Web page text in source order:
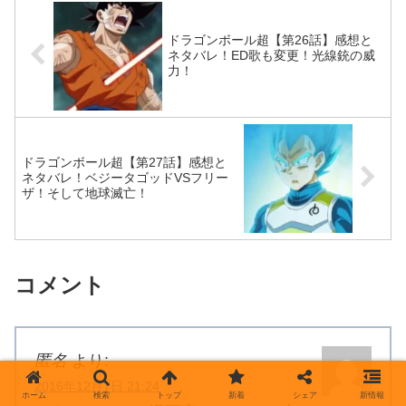
ドラゴンボール超【第26話】感想と
ネタバレ！ED歌も変更！光線銃の威
力！
ドラゴンボール超【第27話】感想と
ネタバレ！ベジータゴッドVSフリー
ザ！そして地球滅亡！
コメント
匿名 より:
2016年12月7日 21:24
ホーム 検索 トップ 新着 シェア 新情報